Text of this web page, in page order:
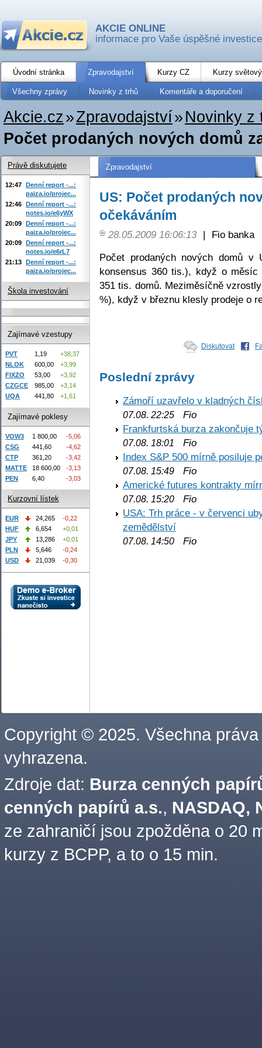
AKCIE ONLINE
informace pro Vaše úspěšné investice
Úvodní stránka Zpravodajství Kurzy CZ Kurzy
Všechny zprávy Novinky z trhů Komentáře a doporučení
Akcie.cz»Zpravodajství» Novinky z
Počet prodaných nových domů
Zpravodajství
US: Počet prodaných
očekáváním
28.05.2009 16:06:13 |
Fio banka
Počet prodaných nových domů
konsensus 360 tis.), když o měsíc
351 tis. domů. Meziměsíčně
%), když v březnu klesly prodeje o
Diskutovat
Poslední zprávy
Zámoří uzavřelo v kladných
07.08. 22:25 Fio
Frankfurtská burza zakončuje
07.08. 18:01
Fio
Index S&P 500 mírně posiluje
07.08. 15:49 Fio
Americké futures kontrakty
07.08. 15:20 Fio
USA: Trh práce - v červenci
zemědělství
07.08. 14:50 Fio
Právě diskutujete
12:47 Denní report -...:
paiza.io/projec...
12:46 Denní report -...:
notes.io/e6yWX
20:09 Denní report -...:
paiza.io/projec...
20:09 Denní report -...:
notes.io/e6rL7
21:13 Denní report -...:
paiza.io/projec...
Škola investování
Zajímavé vzestupy
PVT 1,19
+38,37
NLOK
600,00
+3,99
FIXZO
53,00
+3,92
CZGCE
985,00
+3,14
UQA
441,80 +1,61
Zajímavé poklesy
VOW3 1 800,00
-5,06
CSG
441,60
-4,62
CTP
361,20
-3,42
MATTE
18 600,00
-3,13
PEN
6,40 -3,03
Kurzovní lístek
EUR 24,265
-0,22
HUF
6,654
+0,01
JPY
13,286
+0,01
PLN
5,646
-0,24
USD
21,039 -0,30
Copyright © 2025. Všechna práva
vyhrazena.
Zdroje dat: Burza cenných
cenných papírů a.s., NASDAQ,
ze zahraničí jsou zpožděna o 20
kurzy z BCPP, a to o 15 min.